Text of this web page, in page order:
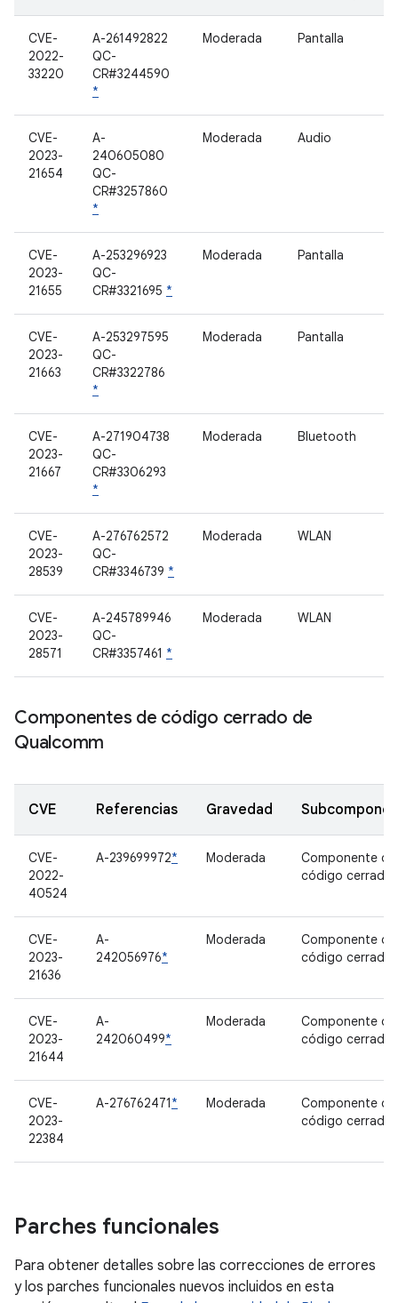
CVE-
2022-
33220
A-261492822
QC-
CR#3244590
*
Moderada Pantalla
CVE-
2023-
21654
A-
240605080
QC-
CR#3257860
*
Moderada Audio
CVE-
2023-
21655
A-253296923
QC-
CR#3321695 *
Moderada Pantalla
CVE-
2023-
21663
A-253297595
QC-
CR#3322786
*
Moderada Pantalla
CVE-
2023-
21667
A-271904738
QC-
CR#3306293
*
Moderada Bluetooth
CVE-
2023-
28539
A-276762572
QC-
CR#3346739 *
Moderada WLAN
CVE-
2023-
28571
A-245789946
QC-
CR#3357461 *
Moderada WLAN
Componentes de código cerrado de
Qualcomm
CVE Referencias Gravedad
CVE-
2022-
40524
A-239699972* Moderada
Componente de
código cerrado
CVE-
2023-
21636
A-
242056976*
Moderada
Componente de
código cerrado
CVE-
2023-
21644
A-
242060499*
Moderada
Componente de
código cerrado
CVE-
2023-
22384
A-276762471* Moderada
Componente de
código cerrado
Parches funcionales
Para obtener detalles sobre las correcciones de errores
y los parches funcionales nuevos incluidos en esta